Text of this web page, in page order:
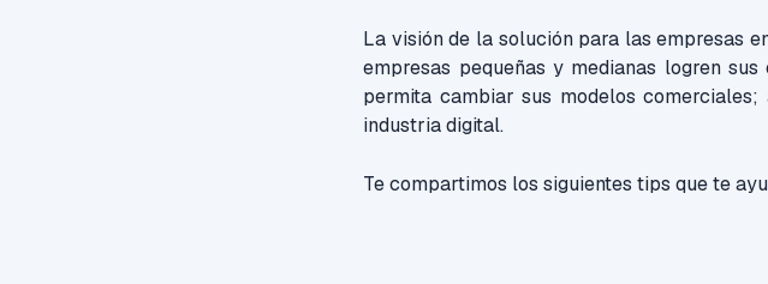
La visión de la solución para las empresas
empresas pequeñas y medianas logren
permita cambiar sus modelos
industria digital.
Te compartimos los siguientes tips que te